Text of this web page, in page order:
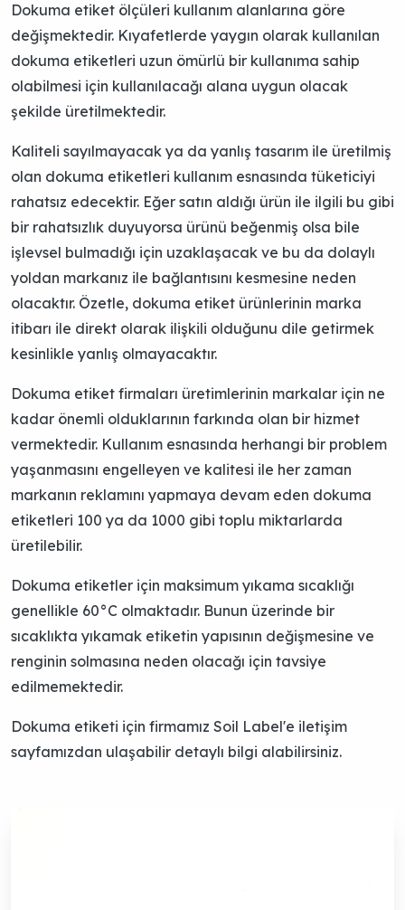
Dokuma etiket ölçüleri kullanım alanlarına göre
değişmektedir. Kıyafetlerde yaygın olarak kullanılan
dokuma etiketleri uzun ömürlü bir kullanıma sahip
olabilmesi için kullanılacağı alana uygun olacak
şekilde üretilmektedir.
Kaliteli sayılmayacak ya da yanlış tasarım ile üretilmiş
olan dokuma etiketleri kullanım esnasında tüketiciyi
rahatsız edecektir. Eğer satın aldığı ürün ile ilgili bu gibi
bir rahatsızlık duyuyorsa ürünü beğenmiş olsa bile
işlevsel bulmadığı için uzaklaşacak ve bu da dolaylı
yoldan markanız ile bağlantısını kesmesine neden
olacaktır. Özetle, dokuma etiket ürünlerinin marka
itibarı ile direkt olarak ilişkili olduğunu dile getirmek
kesinlikle yanlış olmayacaktır.
Dokuma etiket firmaları üretimlerinin markalar için ne
kadar önemli olduklarının farkında olan bir hizmet
vermektedir. Kullanım esnasında herhangi bir problem
yaşanmasını engelleyen ve kalitesi ile her zaman
markanın reklamını yapmaya devam eden dokuma
etiketleri 100 ya da 1000 gibi toplu miktarlarda
üretilebilir.
Dokuma etiketler için maksimum yıkama sıcaklığı
genellikle 60°C olmaktadır. Bunun üzerinde bir
sıcaklıkta yıkamak etiketin yapısının değişmesine ve
renginin solmasına neden olacağı için tavsiye
edilmemektedir.
Dokuma etiketi için firmamız Soil Label'e iletişim
sayfamızdan ulaşabilir detaylı bilgi alabilirsiniz.